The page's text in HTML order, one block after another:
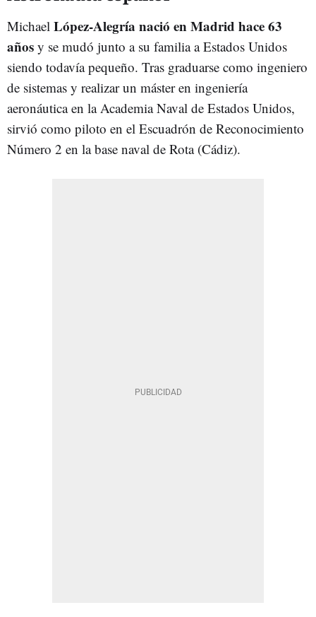
Michael López-Alegría nació en Madrid hace 63
años y se mudó junto a su familia a Estados Unidos
siendo todavía pequeño. Tras graduarse como ingeniero
de sistemas y realizar un máster en ingeniería
aeronáutica en la Academia Naval de Estados Unidos,
sirvió como piloto en el Escuadrón de Reconocimiento
Número 2 en la base naval de Rota (Cádiz).